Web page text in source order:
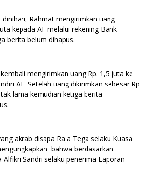
dinihari, Rahmat mengirimkan uang
kepada AF melalui rekening Bank
berita belum dihapus.
mengirimkan uang Rp. 1,5 juta ke
AF. Setelah uang dikirimkan sebesar Rp.
lama kemudian ketiga berita
akrab disapa Raja Tega selaku Kuasa
bahwa berdasarkan
Alfikri Sandri selaku penerima Laporan